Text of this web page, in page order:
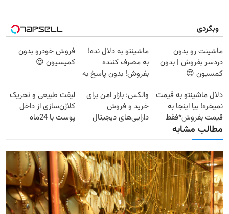
وبگردی
ماشینت رو بدون
دردسر بفروش | بدون
کمسیون 😍
ماشینتو به دلال نده!
به مصرف کننده
بفروش! بدون پاسخ به
فروش خودرو بدون
کمیسیون 😍
دلال ماشینتو به قیمت
نمیخره! بیا اینجا به
قیمت بفروش*فقط
خریدار واقعی*
والکس: بازار امن برای
خرید و فروش
دارایی‌های دیجیتال
لیفت طبیعی و تحریک
کلاژن‌سازی از داخل
پوست با 24ماه
مطالب مشابه